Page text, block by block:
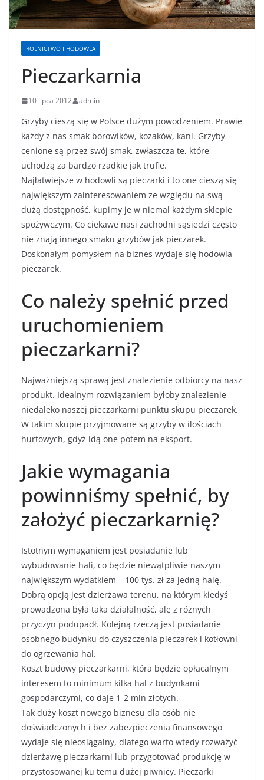
ROLNICTWO I HODOWLA
Pieczarkarnia
10 lipca 2012 admin
Grzyby cieszą się w Polsce dużym powodzeniem. Prawie
każdy z nas smak borowików, kozaków, kani. Grzyby
cenione są przez swój smak, zwłaszcza te, które
uchodzą za bardzo rzadkie jak trufle.
Najłatwiejsze w hodowli są pieczarki i to one cieszą się
największym zainteresowaniem ze względu na swą
dużą dostępność, kupimy je w niemal każdym sklepie
spożywczym. Co ciekawe nasi zachodni sąsiedzi często
nie znają innego smaku grzybów jak pieczarek.
Doskonałym pomysłem na biznes wydaje się hodowla
pieczarek.
Co należy spełnić przed
uruchomieniem
pieczarkarni?
Najważniejszą sprawą jest znalezienie odbiorcy na nasz
produkt. Idealnym rozwiązaniem byłoby znalezienie
niedaleko naszej pieczarkarni punktu skupu pieczarek.
W takim skupie przyjmowane są grzyby w ilościach
hurtowych, gdyż idą one potem na eksport.
Jakie wymagania
powinniśmy spełnić, by
założyć pieczarkarnię?
Istotnym wymaganiem jest posiadanie lub
wybudowanie hali, co będzie niewątpliwie naszym
największym wydatkiem – 100 tys. zł za jedną halę.
Dobrą opcją jest dzierżawa terenu, na którym kiedyś
prowadzona była taka działalność, ale z różnych
przyczyn podupadł. Kolejną rzeczą jest posiadanie
osobnego budynku do czyszczenia pieczarek i kotłowni
do ogrzewania hal.
Koszt budowy pieczarkarni, która będzie opłacalnym
interesem to minimum kilka hal z budynkami
gospodarczymi, co daje 1-2 mln złotych.
Tak duży koszt nowego biznesu dla osób nie
doświadczonych i bez zabezpieczenia finansowego
wydaje się nieosiągalny, dlatego warto wtedy rozważyć
dzierżawę pieczarkarni lub przygotować produkcję w
przystosowanej ku temu dużej piwnicy. Pieczarki